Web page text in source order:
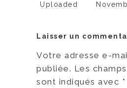
Uploaded
Laisser un
Votre adresse e-
publiée. Les
sont indiqués avec *